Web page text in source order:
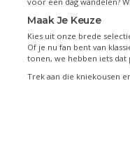
Maak Je Keuze
Kies uit onze brede
Of je nu fan bent van
tonen, we hebben iets dat
Trek aan die kniekousen